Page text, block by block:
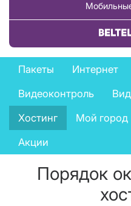
Private
services
menu
Пакеты Интернет
Видеоконтроль
Хостинг
Мой город
Акции
Порядок